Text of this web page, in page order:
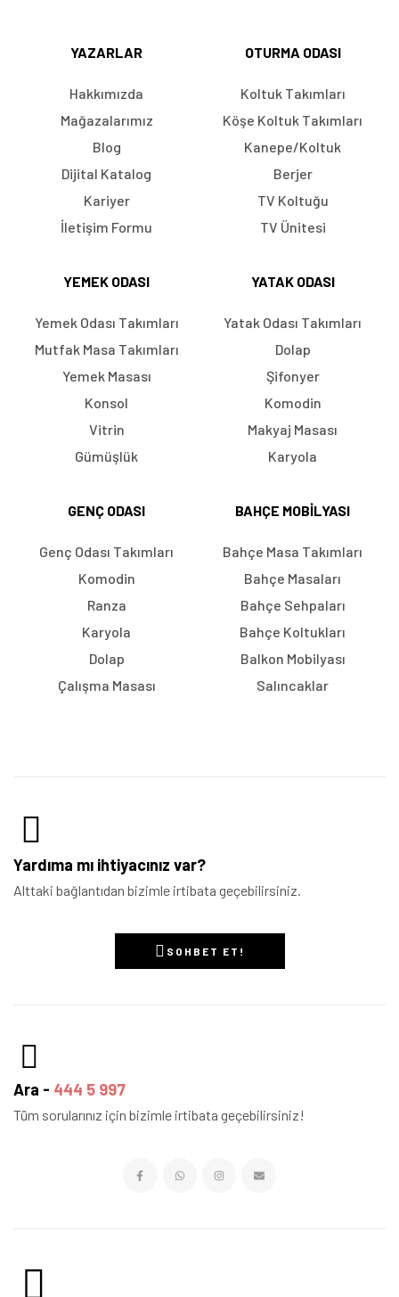
YAZARLAR
Hakkımızda
Mağazalarımız
Blog
Dijital Katalog
Kariyer
İletişim Formu
OTURMA ODASI
Koltuk Takımları
Köşe Koltuk Takımları
Kanepe/Koltuk
Berjer
TV Koltuğu
TV Ünitesi
YEMEK ODASI
Yemek Odası Takımları
Mutfak Masa Takımları
Yemek Masası
Konsol
Vitrin
Gümüşlük
YATAK ODASI
Yatak Odası Takımları
Dolap
Şifonyer
Komodin
Makyaj Masası
Karyola
GENÇ ODASI
Genç Odası Takımları
Komodin
Ranza
Karyola
Dolap
Çalışma Masası
BAHÇE MOBILYASI
Bahçe Masa Takımları
Bahçe Masaları
Bahçe Sehpaları
Bahçe Koltukları
Balkon Mobilyası
Salıncaklar
Yardıma mı ihtiyacınız var?
Alttaki bağlantıdan bizimle irtibata geçebilirsiniz.
SOHBET ET!
Ara - 444 5 997
Tüm sorularınız için bizimle irtibata geçebilirsiniz!